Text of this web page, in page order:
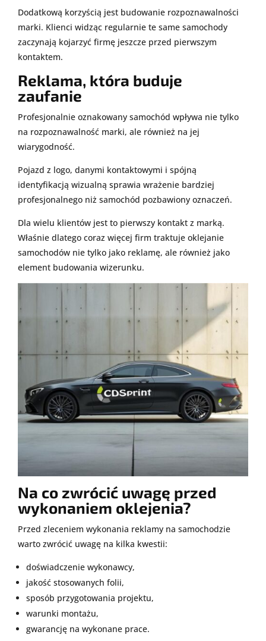
Dodatkową korzyścią jest budowanie rozpoznawalności
marki. Klienci widząc regularnie te same samochody
zaczynają kojarzyć firmę jeszcze przed pierwszym
kontaktem.
Reklama, która buduje
zaufanie
Profesjonalnie oznakowany samochód wpływa nie tylko
na rozpoznawalność marki, ale również na jej
wiarygodność.
Pojazd z logo, danymi kontaktowymi i spójną
identyfikacją wizualną sprawia wrażenie bardziej
profesjonalnego niż samochód pozbawiony oznaczeń.
Dla wielu klientów jest to pierwszy kontakt z marką.
Właśnie dlatego coraz więcej firm traktuje oklejanie
samochodów nie tylko jako reklamę, ale również jako
element budowania wizerunku.
Na co zwrócić uwagę przed
wykonaniem oklejenia?
Przed zleceniem wykonania reklamy na samochodzie
warto zwrócić uwagę na kilka kwestii:
doświadczenie wykonawcy,
jakość stosowanych folii,
sposób przygotowania projektu,
warunki montażu,
gwarancję na wykonane prace.